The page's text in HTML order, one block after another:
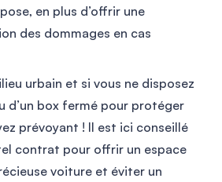
en plus d’offrir une
des dommages en cas
urbain et si vous ne disposez
d’un box fermé pour protéger
prévoyant ! Il est ici conseillé
contrat pour offrir un espace
voiture et éviter un